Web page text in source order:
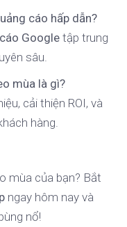
cáo hấp dẫn?
Google tập trung
sâu.
mùa là gì?
cải thiện ROI, và
hàng.
mùa của bạn? Bắt
ngay hôm nay và
nổ!